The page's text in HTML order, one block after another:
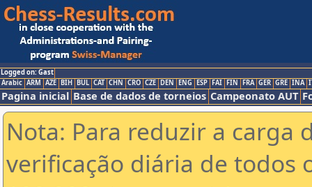
Logged on: Gast
Arabic ARM AZE BIH BUL CAT CHN CRO CZE DEN ENG ESP FAI FIN FRA GER GRE INA
Pagina inicial Base de dados de torneios Campeonato AUT
Nota: Para reduzir a carga
verificação diária de todos